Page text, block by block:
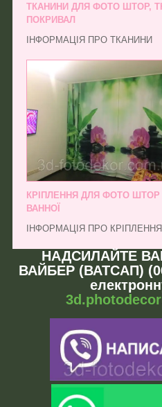
ТКАНИНИ ДЛЯ ФОТО ШТОР,
ПОКРИВАЛ
ІНФОРМАЦІЯ ПРО ТКАНИНИ
КРІПЛЕННЯ ДЛЯ ФОТО ШТОР
ВАННОЇ
ІНФОРМАЦІЯ ПРО КРІПЛЕННЯ
НАДСИЛАЙТЕ
ВАЙБЕР (ВАТСАП)